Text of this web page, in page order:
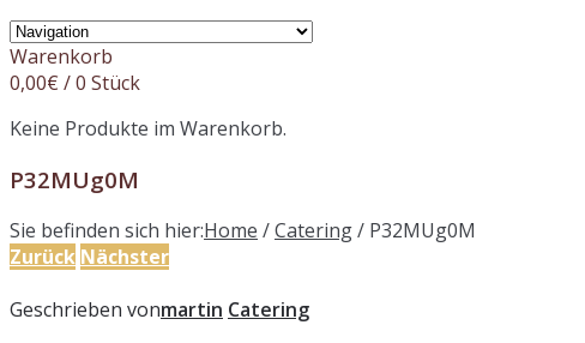
Warenkorb
0,00€ / 0 Stück
Keine Produkte im Warenkorb.
P32MUg0M
Sie befinden sich hier:Home /Catering/ P32MUg0M
Zurück Nächster
Geschrieben vonmartin Catering